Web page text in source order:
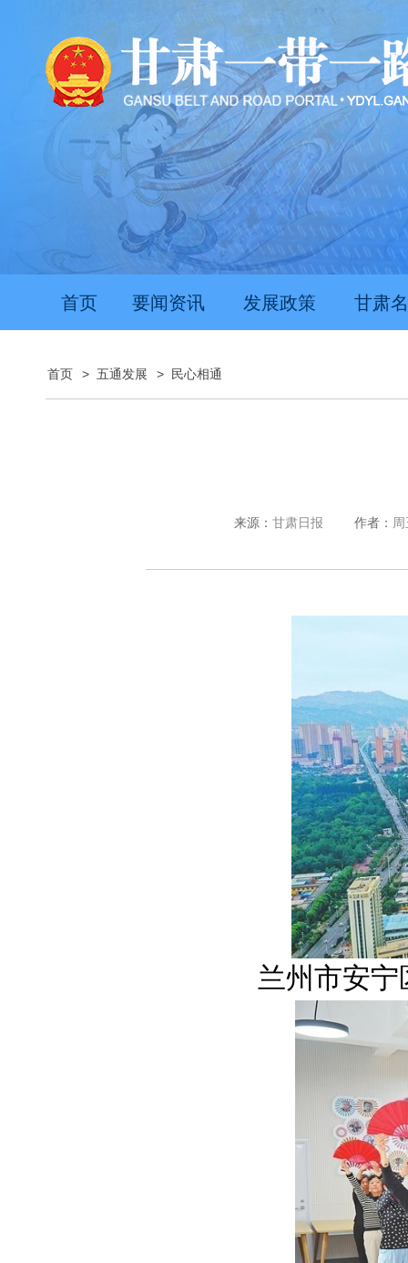
首页 要闻资讯 发展政策 甘肃
首页 > 五通发展 > 民心相通
来源： 甘肃日报 作者：
兰州市安宁